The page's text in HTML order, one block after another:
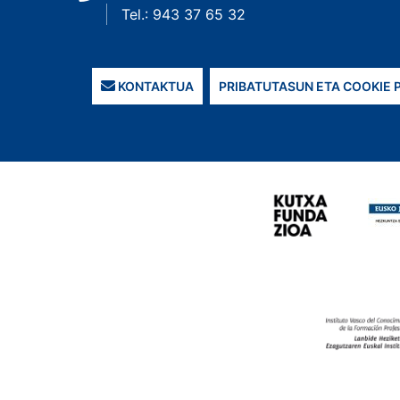
Tel.: 943 37 65 32
KONTAKTUA PRIBATUTASUN ETA COOKIE